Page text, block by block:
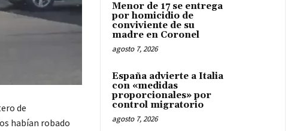
de
habían robado
Menor de 17 se entrega
por homicidio de
conviviente de su
madre en Coronel
agosto 7, 2026
España advierte a Italia
con «medidas
proporcionales» por
control migratorio
agosto 7, 2026